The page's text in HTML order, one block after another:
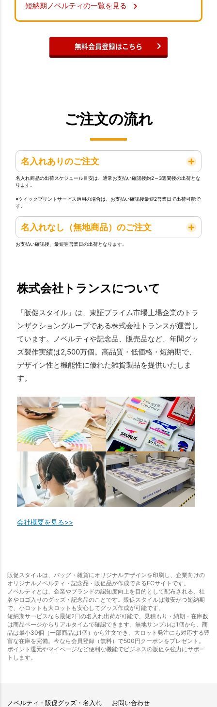
短納期ノベルティの一覧を見る
無料会員登録はこちら
ご注文の流れ
名入れありのご注文
名入れ商品の出荷スケジュール目安は、通常お支払い確認後約2～3週間後の出荷とな
ります。
※クイックプリントサービス適用の場合は、お支払い確認後最短2営業日で出荷可能で
す。
名入れなし（無地商品）のご注文
お支払い確認後、最短翌営業日の出荷となります。
株式会社トランスについて
「販促スタイル」は、東証プライム市場上場企業のトラ
ンザクショングループである株式会社トランスが運営し
ています。ノベルティや記念品、販売品など、年間グッ
ズ製作実績は2,500万個。高品質・低価格・短納期で、
デザイン性と機能性に優れた雑貨製品を提供いたしま
す。
会社概要を見る>>
販促スタイルは、バッグ・雑貨にオリジナルデザインを印刷し、企業向けの
オリジナルノベルティ・記念品・販促品が作成できるECサイトです。
ノベルティとは、企業やブランドの認知度向上を目的として配布される、社
名やロゴ入りのグッズ・記念品のことです。販促スタイルは激安かつ短納期
で、小ロットも大ロットも安心してグッズ作成が可能です。
短納期サービスなら最短2日の名入れ出荷が可能で、見積もり・納期・在庫数
は商品ページからリアルタイムで確認できます。無地サンプルは1個から、商
品は最小30個（一部商品は1個）から注文でき、大ロット発注にも対応する豊
富な在庫を完備。今なら会員登録（無料）で500円クーポンをプレゼント。
ポイント還元やマイページなど便利な機能でビジネスの販促を強力にサポー
トします。
ノベルティ・販促グッズ・名入れ
お問い合わせ